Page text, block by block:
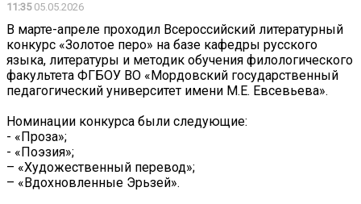
11:3505.05.2026
В марте-апреле проходил Всероссийский литературный
конкурс «Золотое перо» на базе кафедры русского
языка, литературы и методик обучения филологического
факультета ФГБОУ ВО «Мордовский государственный
педагогический университет имени М.Е. Евсевьева».
Номинации конкурса были следующие:
- «Проза»;
- «Поэзия»;
– «Художественный перевод»;
– «Вдохновленные Эрьзей».